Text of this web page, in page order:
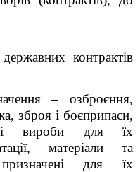
контрактів
– озброєння,
зброя і боєприпаси,
вироби для їх
матеріали та
для їх